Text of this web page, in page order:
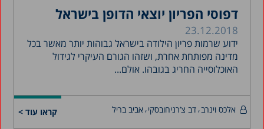
דפוסי הפריון יוצאי הדופן בישראל
23.12.2018
ידוע שרמות פריון הילודה בישראל גבוהות יותר מאשר בכל
מדינה מפותחת אחרת, ושזהו הגורם העיקרי לגידול
האוכלוסייה החריג בגובהו. אולם...
קראו עוד > אלכס וינרב דב צ’רניחובסקי אביב בריל